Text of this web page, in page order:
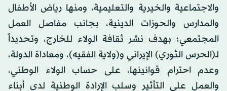
والاجتماعية والخيرية والتعليمية، ومنها رياض الأطفال
والمدارس والحوزات الدينية، بجانب مفاصل العمل
المجتمعي؛ بهدف نشر ثقافة الولاء للخارج، وتحديداً
لـ(الحرس الثوري) الإيراني و(ولاية الفقيه)، ومعاداة الدولة،
وعدم احترام قوانينها، على حساب الولاء الوطني،
والعمل على التأثير وسلب الإرادة الوطنية لدى أبناء